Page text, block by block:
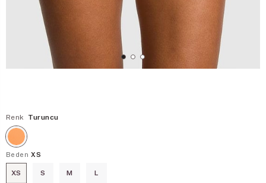
Renk Turuncu
Beden XS
XS S M L